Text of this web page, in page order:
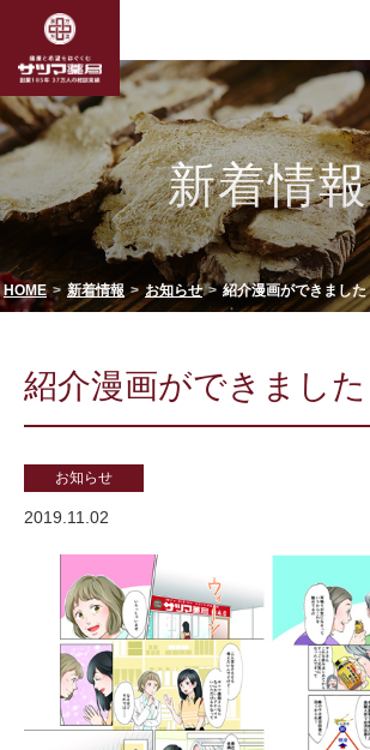
新着情報
HOME 新着情報 お知らせ 紹介漫画ができました
紹介漫画ができました
お知らせ
2019.11.02